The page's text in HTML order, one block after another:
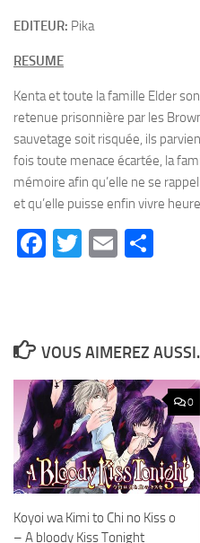
EDITEUR: Pika
RESUME
Kenta et toute la famille Elder
retenue prisonnière par les
sauvetage soit risquée, ils
fois toute menace écartée, la
mémoire afin qu’elle ne se
et qu’elle puisse enfin vivre
Facebook
Twitter
Email
VOUS AIMEREZ
0
Koyoi wa Kimi to Chi no Kiss o
– A bloody Kiss Tonight